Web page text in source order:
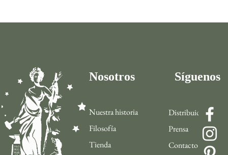
Nosotros
Nuestra historia
Filosofía
Tienda
Distribuidor
Prensa
Contacto
Síguenos